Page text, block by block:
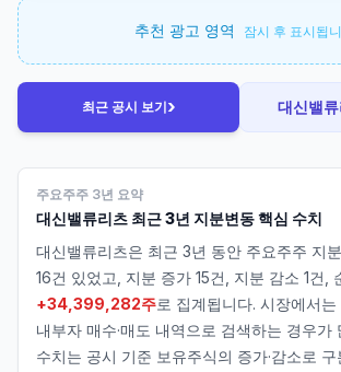
추천 광고 영역 잠시 후 표시됩
최근 공시 보기› 대신밸
주요주주 3년 요약
대신밸류리츠 최근 3년 지분변동 핵심 수치
대신밸류리츠은 최근 3년 동안 주요주주 지
16건 있었고, 지분 증가 15건, 지분 감소 1건,
+34,399,282주로 집계됩니다. 시장에서
내부자 매수·매도 내역으로 검색하는 경우가
수치는 공시 기준 보유주식의 증가·감소로